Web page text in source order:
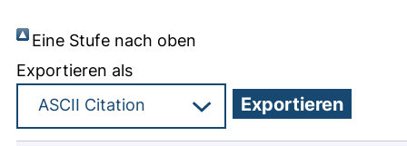
Eine Stufe nach oben
Exportieren als